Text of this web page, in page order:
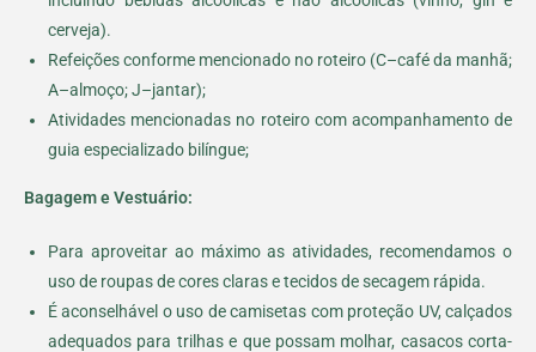
cerveja).
Refeições conforme mencionado no roteiro (C–café da manhã;
A–almoço; J–jantar);
Atividades mencionadas no roteiro com acompanhamento de
guia especializado bilíngue;
Bagagem e Vestuário:
Para aproveitar ao máximo as atividades, recomendamos o
uso de roupas de cores claras e tecidos de secagem rápida.
É aconselhável o uso de camisetas com proteção UV, calçados
adequados para trilhas e que possam molhar, casacos corta-